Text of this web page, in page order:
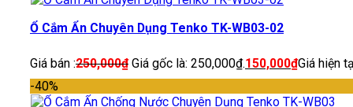
Ổ Cắm Ẩn Chuyên Dụng Tenko TK-WB03-02
Giá bán :250,000₫ Giá gốc là: 250,000₫.150,000₫Giá hiện
-40%